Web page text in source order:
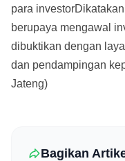
para
berupaya mengawal
dibuktikan dengan
dan pendampingan
Jateng)
Bagikan